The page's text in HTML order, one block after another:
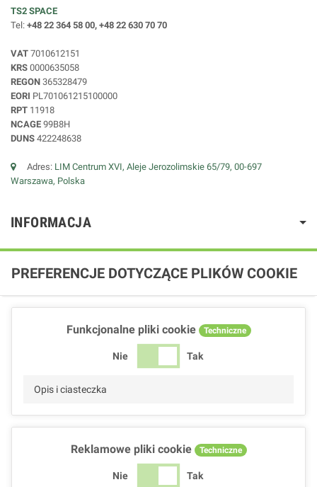
TS2 SPACE
Tel: +48 22 364 58 00, +48 22 630 70 70
VAT 7010612151
KRS 0000635058
REGON 365328479
EORI PL701061215100000
RPT 11918
NCAGE 99B8H
DUNS 422248638
Adres: LIM Centrum XVI, Aleje Jerozolimskie 65/79, 00-697
Warszawa, Polska
INFORMACJA
PREFERENCJE DOTYCZĄCE PLIKÓW COOKIE
Funkcjonalne pliki cookie Techniczne
Nie Tak
Opis i ciasteczka
Reklamowe pliki cookie Techniczne
Nie Tak